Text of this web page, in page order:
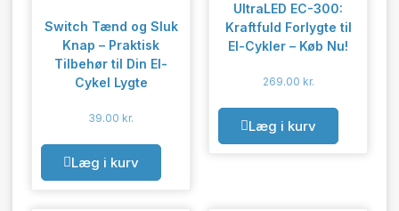
Switch Tænd og Sluk
Knap – Praktisk
Tilbehør til Din El-
Cykel Lygte
39.00 kr.
Læg i kurv
UltraLED EC-300:
Kraftfuld Forlygte til
El-Cykler – Køb Nu!
269.00 kr.
Læg i kurv